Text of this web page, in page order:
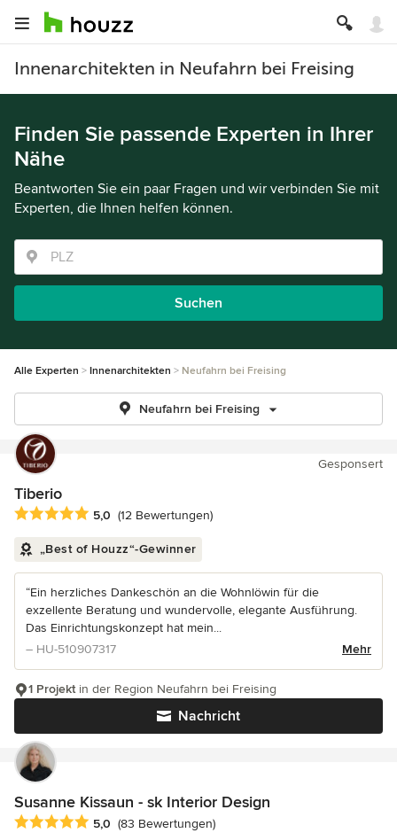
Innenarchitekten in Neufahrn bei Freising
Finden Sie passende Experten in Ihrer
Nähe
Beantworten Sie ein paar Fragen und wir verbinden Sie mit
Experten, die Ihnen helfen können.
Suchen
Alle Experten Innenarchitekten Neufahrn bei Freising
Neufahrn bei Freising
Gesponsert
Tiberio
Durchschnittliche Bewertung: 5 von 5 Sternen
5,0 (12 Bewertungen)
„Best of Houzz“-Gewinner
“Ein herzliches Dankeschön an die Wohnlöwin für die
exzellente Beratung und wundervolle, elegante Ausführung.
Das Einrichtungskonzept hat mein...
– HU-510907317
Mehr
Nachricht
1 Projektin der Region Neufahrn bei Freising
Susanne Kissaun - sk Interior Design
Durchschnittliche Bewertung: 5 von 5 Sternen
5,0 (83 Bewertungen)